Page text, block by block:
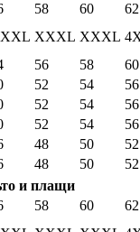
58 60
62
XXXL XXXL
56 58
60
52 54
56
52 54
56
52 54
56
48 50
52
48 50
52
и плащи
58 60
62